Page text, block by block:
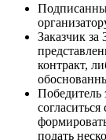
Заказчик за
контракт,
Победитель
подать